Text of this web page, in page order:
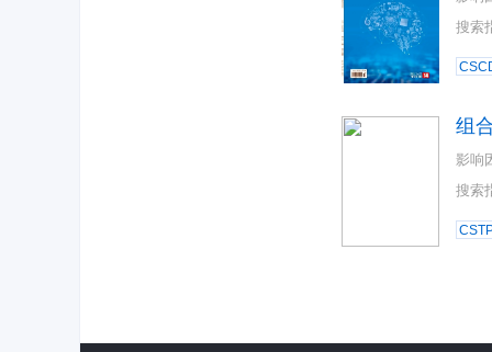
搜索
组
影响
搜索